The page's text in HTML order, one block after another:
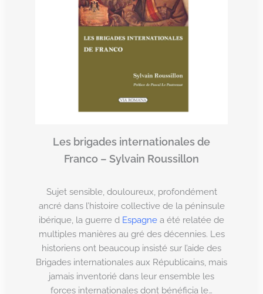
Les brigades internationales de
Franco – Sylvain Roussillon
Sujet sensible, douloureux, profondément
ancré dans l’histoire collective de la péninsule
ibérique, la guerre d Espagne a été relatée de
multiples manières au gré des décennies. Les
historiens ont beaucoup insisté sur l’aide des
Brigades internationales aux Républicains, mais
jamais inventorié dans leur ensemble les
forces internationales dont bénéficia le…